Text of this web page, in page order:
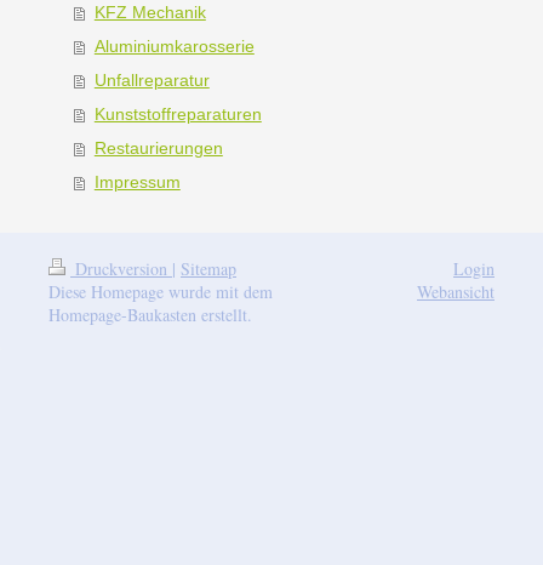
KFZ Mechanik
Aluminiumkarosserie
Unfallreparatur
Kunststoffreparaturen
Restaurierungen
Impressum
Druckversion | Sitemap
Diese Homepage wurde mit dem
Homepage-Baukasten erstellt.
Login
Webansicht